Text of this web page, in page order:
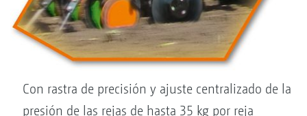
Con rastra de precisión y ajuste centralizado de la
presión de las rejas de hasta 35 kg por reja